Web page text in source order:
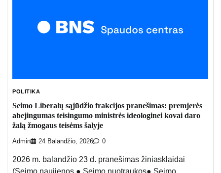
POLITIKA
Seimo Liberalų sąjūdžio frakcijos pranešimas: premjerės
abejingumas teisingumo ministrės ideologinei kovai daro
žalą žmogaus teisėms šalyje
Admin 24 Balandžio, 2026 0
2026 m. balandžio 23 d. pranešimas žiniasklaidai
(Seimo naujienos ● Seimo nuotraukos● Seimo